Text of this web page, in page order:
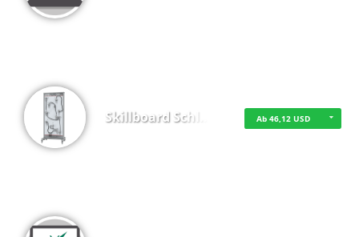
Skillboard Schl… Ab 46,12 USD